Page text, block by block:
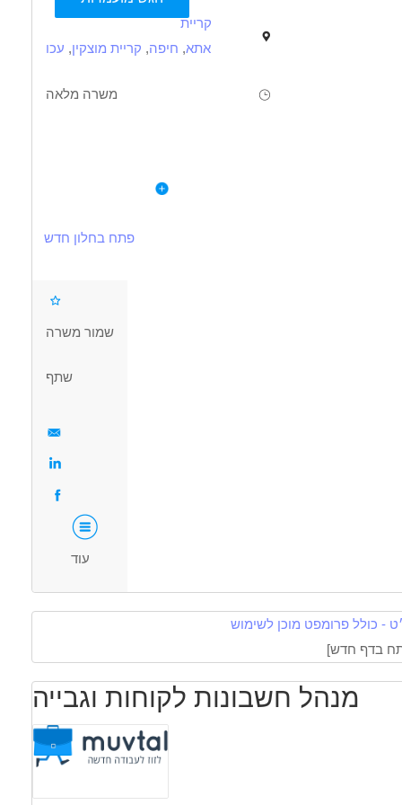
קריית
אתא, חיפה, קריית מוצקין, עכו
משרה מלאה
דרושים בתחום
מאפייני משרה
יוצאי
פתח בחלון חדש
שמור משרה
שתף
עוד
- כולל פרומפט מוכן לשימוש
מנהל חשבונות לקוחות וגבייה